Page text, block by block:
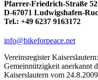
Pfarrer-Friedrich-Straße 52
D-67071 Ludwigshafen-
Tel.: +49 6237 9163172
info@bikeforpeace.net
Vereinsregister
Gemeinnützigkeit anerkannt
Kaiserslautern vom 24.8.2009